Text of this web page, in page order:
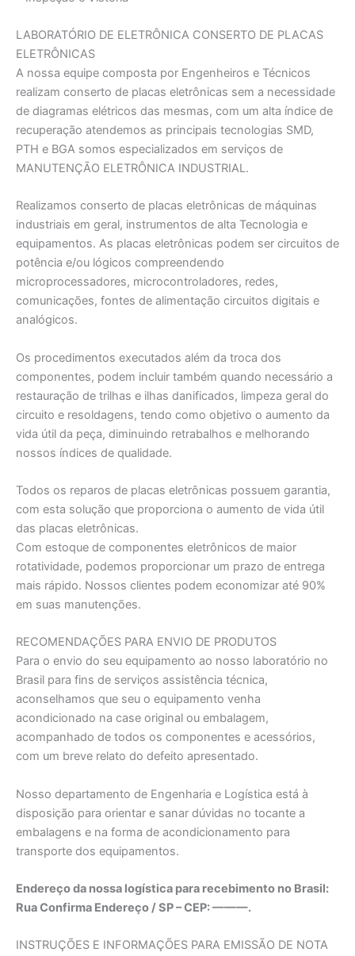
LABORATÓRIO DE ELETRÔNICA CONSERTO DE PLACAS
ELETRÔNICAS
A nossa equipe composta por Engenheiros e Técnicos
realizam conserto de placas eletrônicas sem a necessidade
de diagramas elétricos das mesmas, com um alta índice de
recuperação atendemos as principais tecnologias SMD,
PTH e BGA somos especializados em serviços de
MANUTENÇĀO ELETRÔNICA INDUSTRIAL.
Realizamos conserto de placas eletrônicas de máquinas
industriais em geral, instrumentos de alta Tecnologia e
equipamentos. As placas eletrônicas podem ser circuitos de
potência e/ou lógicos compreendendo
microprocessadores, microcontroladores, redes,
comunicações, fontes de alimentação circuitos digitais e
analógicos.
Os procedimentos executados além da troca dos
componentes, podem incluir também quando necessário a
restauração de trilhas e ilhas danificados, limpeza geral do
circuito e resoldagens, tendo como objetivo o aumento da
vida útil da peça, diminuindo retrabalhos e melhorando
nossos índices de qualidade.
Todos os reparos de placas eletrônicas possuem garantia,
com esta solução que proporciona o aumento de vida útil
das placas eletrônicas.
Com estoque de componentes eletrônicos de maior
rotatividade, podemos proporcionar um prazo de entrega
mais rápido. Nossos clientes podem economizar até 90%
em suas manutenções.
RECOMENDAÇÕES PARA ENVIO DE PRODUTOS
Para o envio do seu equipamento ao nosso laboratório no
Brasil para fins de serviços assistência técnica,
aconselhamos que seu o equipamento venha
acondicionado na case original ou embalagem,
acompanhado de todos os componentes e acessórios,
com um breve relato do defeito apresentado.
Nosso departamento de Engenharia e Logística está à
disposição para orientar e sanar dúvidas no tocante a
embalagens e na forma de acondicionamento para
transporte dos equipamentos.
Endereço da nossa logística para recebimento no Brasil:
Rua Confirma Endereço / SP – CEP: ———.
INSTRUÇÕES E INFORMAÇÕES PARA EMISSÃO DE NOTA